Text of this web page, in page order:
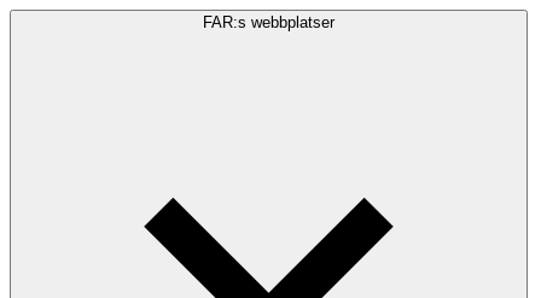
FAR:s webbplatser